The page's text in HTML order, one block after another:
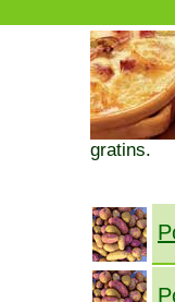
gratins.